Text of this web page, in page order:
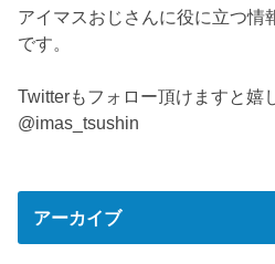
アイマスおじさんに役に立つ情
です。
Twitterもフォロー頂けますと嬉
@imas_tsushin
アーカイブ